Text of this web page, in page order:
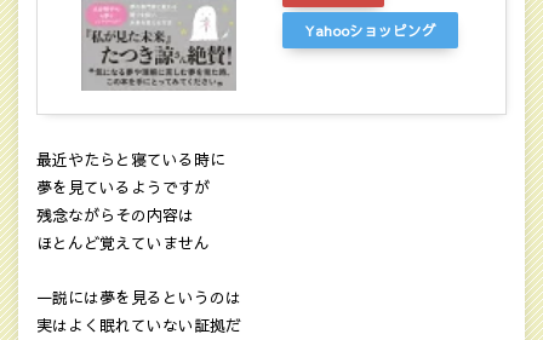
Yahooショッピング
最近やたらと寝ている時に
夢を見ているようですが
残念ながらその内容は
ほとんど覚えていません
一説には夢を見るというのは
実はよく眠れていない証拠だ